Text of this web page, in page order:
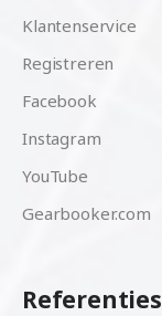
Klantenservice
Registreren
Facebook
Instagram
YouTube
Gearbooker.com
Referenties